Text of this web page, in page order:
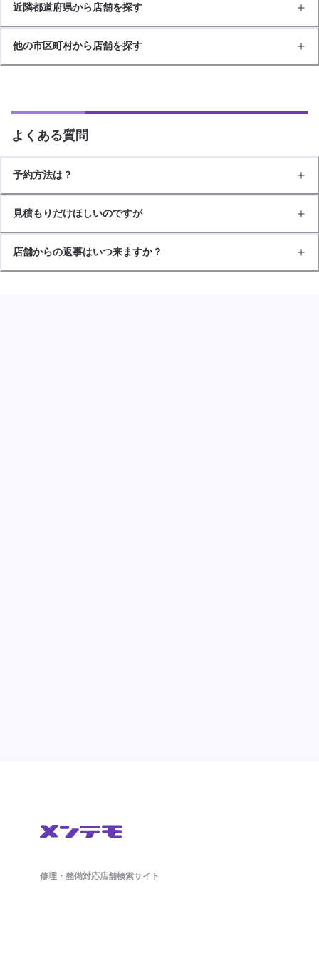
近隣都道府県から店舗を探す
他の市区町村から店舗を探す
よくある質問
予約方法は？
見積もりだけほしいのですが
店舗からの返事はいつ来ますか？
修理・整備対応店舗検索サイト